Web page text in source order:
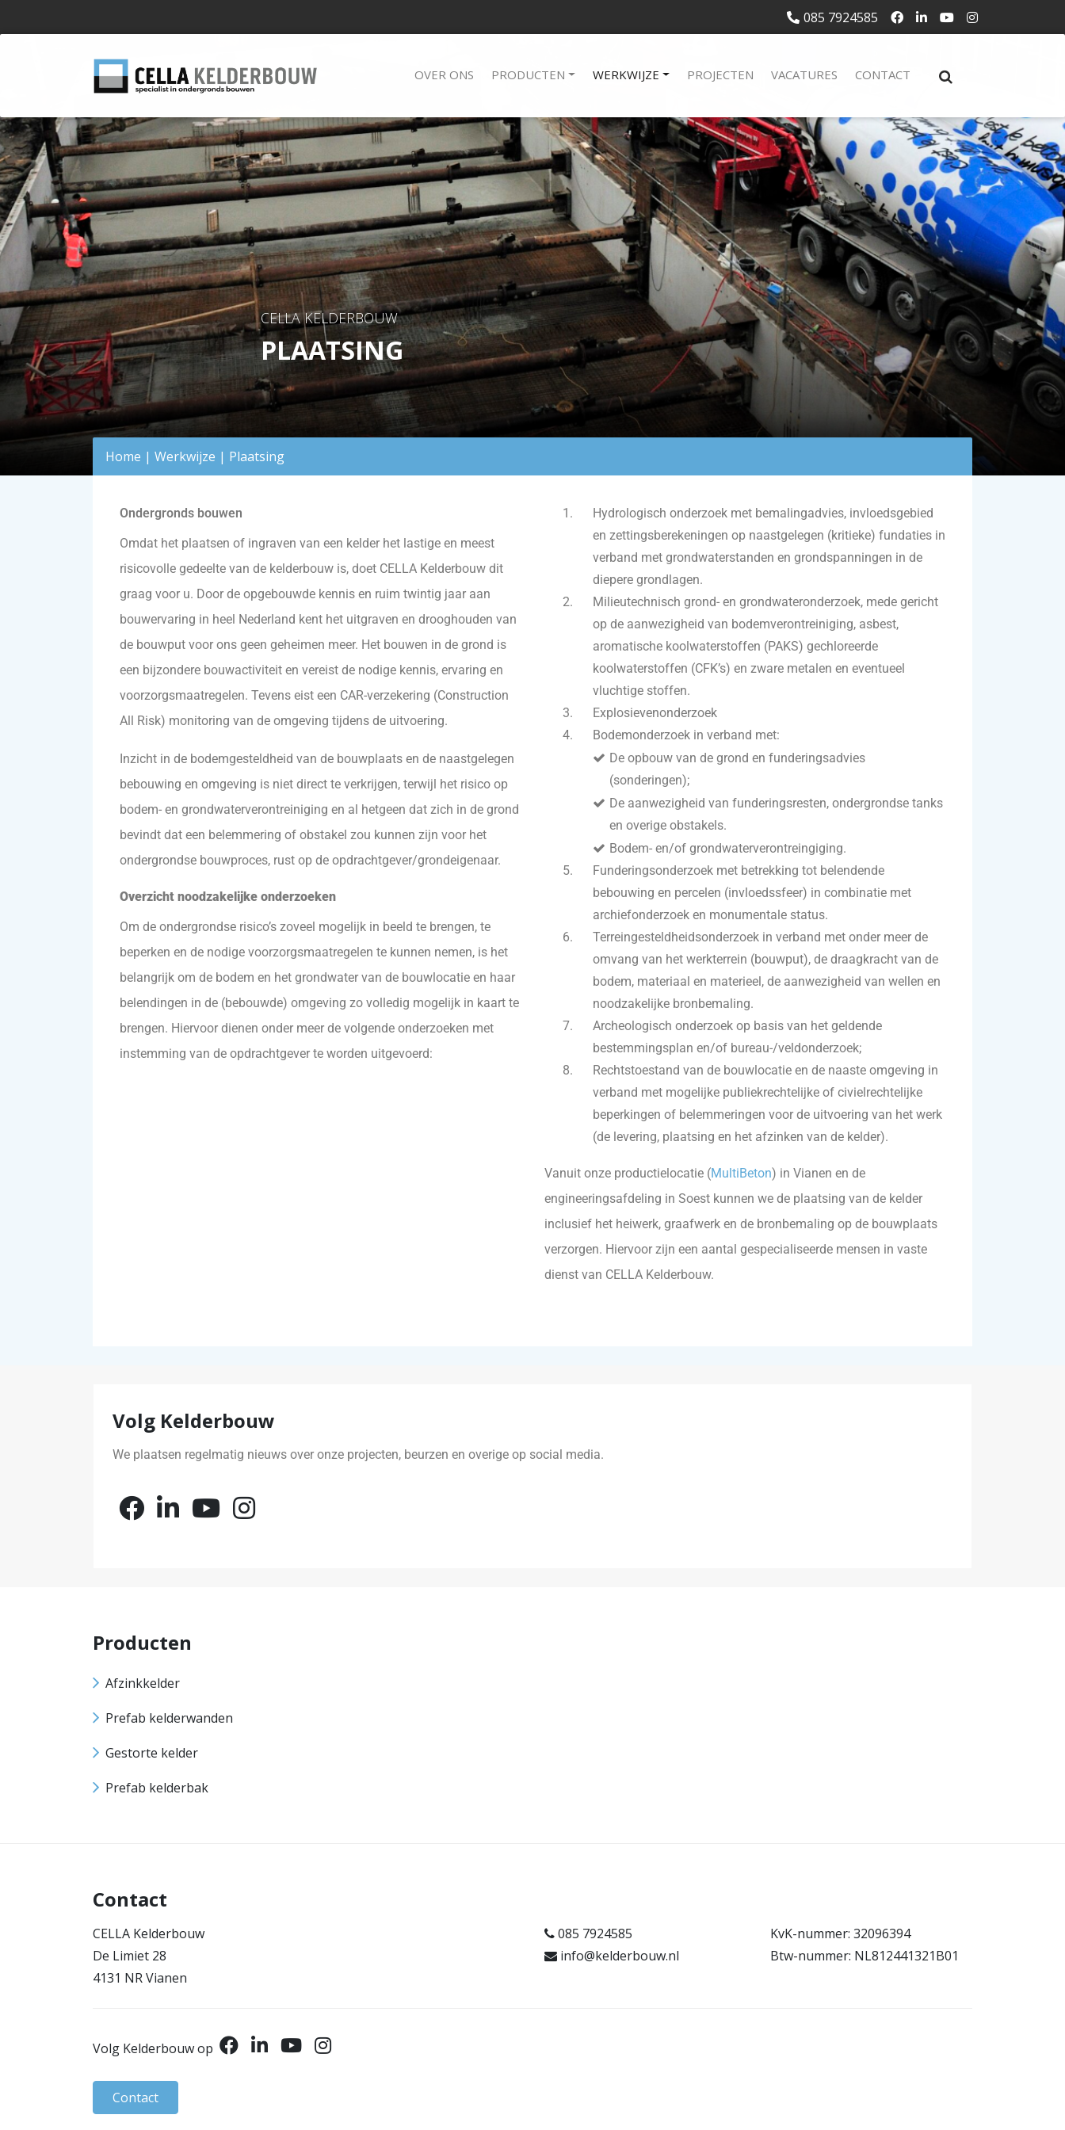
085 7924585
OVER ONS PRODUCTEN WERKWIJZE PROJECTEN VACATURES CONTACT
CELLA KELDERBOUW
PLAATSING
Home | Werkwijze | Plaatsing
Ondergronds bouwen
Omdat het plaatsen of ingraven van een kelder het lastige en meest
risicovolle gedeelte van de kelderbouw is, doet CELLA Kelderbouw dit
graag voor u. Door de opgebouwde kennis en ruim twintig jaar aan
bouwervaring in heel Nederland kent het uitgraven en drooghouden van
de bouwput voor ons geen geheimen meer. Het bouwen in de grond is
een bijzondere bouwactiviteit en vereist de nodige kennis, ervaring en
voorzorgsmaatregelen. Tevens eist een CAR-verzekering (Construction
All Risk) monitoring van de omgeving tijdens de uitvoering.
Inzicht in de bodemgesteldheid van de bouwplaats en de naastgelegen
bebouwing en omgeving is niet direct te verkrijgen, terwijl het risico op
bodem- en grondwaterverontreiniging en al hetgeen dat zich in de grond
bevindt dat een belemmering of obstakel zou kunnen zijn voor het
ondergrondse bouwproces, rust op de opdrachtgever/­grondeigenaar.
Overzicht noodzakelijke onderzoeken
Om de ondergrondse risico’s zoveel mogelijk in beeld te brengen, te
beperken en de nodige voorzorgsmaatregelen te kunnen nemen, is het
belangrijk om de bodem en het grondwater van de bouwlocatie en haar
belendingen in de (bebouwde) omgeving zo volledig mogelijk in kaart te
brengen. Hiervoor dienen onder meer de volgende onderzoeken met
instemming van de opdrachtgever te worden uitgevoerd:
Hydrologisch onderzoek met bemalingadvies, invloedsgebied
en zettingsberekeningen op naastgelegen (kritieke) fundaties in
verband met grondwaterstanden en grondspanningen in de
diepere grondlagen.
Milieutechnisch grond- en grondwateronderzoek, mede gericht
op de aanwezigheid van bodemverontreiniging, asbest,
aromatische koolwaterstoffen (PAKS) gechloreerde
koolwaterstoffen (CFK’s) en zware metalen en eventueel
vluchtige stoffen.
Explosievenonderzoek
Bodemonderzoek in verband met:
De opbouw van de grond en funderingsadvies
(sonderingen);
De aanwezigheid van funderingsresten, ondergrondse tanks
en overige obstakels.
Bodem- en/of grondwaterverontreingiging.
Funderingsonderzoek met betrekking tot belendende
bebouwing en percelen (invloedssfeer) in combinatie met
archiefonderzoek en monumentale status.
Terreingesteldheidsonderzoek in verband met onder meer de
omvang van het werkterrein (bouwput), de draagkracht van de
bodem, materiaal en materieel, de aanwezigheid van wellen en
noodzakelijke bronbemaling.
Archeologisch onderzoek op basis van het geldende
bestemmingsplan en/of bureau-/veldonderzoek;
Rechtstoestand van de bouwlocatie en de naaste omgeving in
verband met mogelijke publiekrechtelijke of civielrechtelijke
beperkingen of belemmeringen voor de uitvoering van het werk
(de levering, plaatsing en het afzinken van de kelder).
Vanuit onze productielocatie (MultiBeton) in Vianen en de
engineeringsafdeling in Soest kunnen we de plaatsing van de kelder
inclusief het heiwerk, graafwerk en de bronbemaling op de bouwplaats
verzorgen. Hiervoor zijn een aantal gespecialiseerde mensen in vaste
dienst van CELLA Kelderbouw.
Volg Kelderbouw
We plaatsen regelmatig nieuws over onze projecten, beurzen en overige op social media.
Producten
Afzinkkelder
Prefab kelderwanden
Gestorte kelder
Prefab kelderbak
Contact
CELLA Kelderbouw
De Limiet 28
4131 NR Vianen
085 7924585
info@kelderbouw.nl
KvK-nummer: 32096394
Btw-nummer: NL812441321B01
Volg Kelderbouw op
Contact